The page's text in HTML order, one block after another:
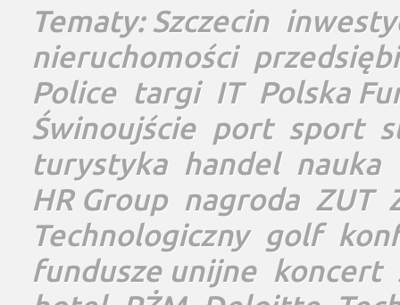
Tematy:Szczecin
nieruchomości
Police targi IT Polska
Świnoujście port sport
turystyka handel nauka
HR Group nagroda ZUT
Technologiczny golf
fundusze unijne koncert